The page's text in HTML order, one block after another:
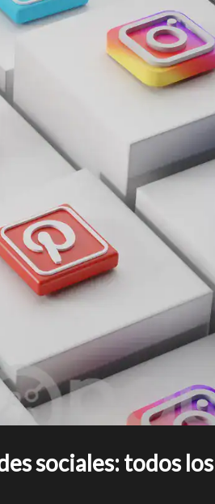
sociales: todos